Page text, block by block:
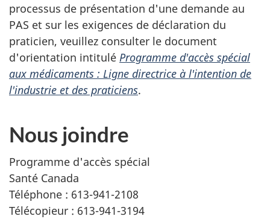
processus de présentation d'une demande au
PAS et sur les exigences de déclaration du
praticien, veuillez consulter le document
d'orientation intitulé Programme d'accès spécial
aux médicaments : Ligne directrice à l'intention de
l'industrie et des praticiens.
Nous joindre
Programme d'accès spécial
Santé Canada
Téléphone : 613-941-2108
Télécopieur : 613-941-3194